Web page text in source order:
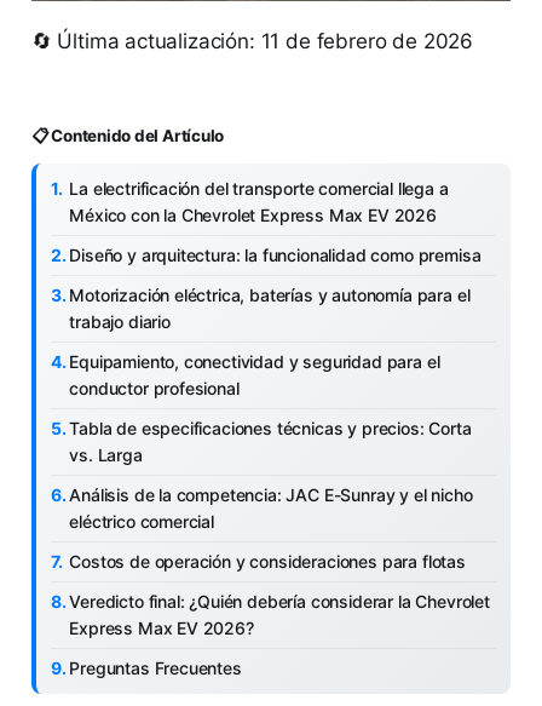
🔄 Última actualización: 11 de febrero de 2026
📋 Contenido del Artículo
La electrificación del transporte comercial llega a
México con la Chevrolet Express Max EV 2026
Diseño y arquitectura: la funcionalidad como premisa
Motorización eléctrica, baterías y autonomía para el
trabajo diario
Equipamiento, conectividad y seguridad para el
conductor profesional
Tabla de especificaciones técnicas y precios: Corta
vs. Larga
Análisis de la competencia: JAC E-Sunray y el nicho
eléctrico comercial
Costos de operación y consideraciones para flotas
Veredicto final: ¿Quién debería considerar la Chevrolet
Express Max EV 2026?
Preguntas Frecuentes